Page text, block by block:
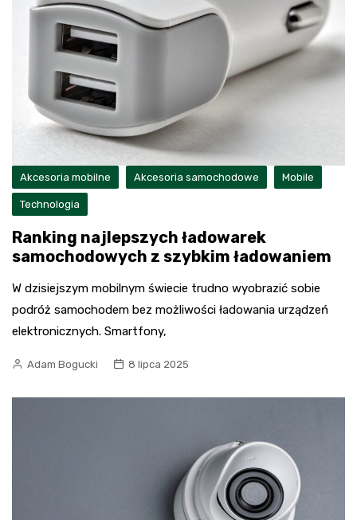
Akcesoria mobilne Akcesoria samochodowe Mobile
Technologia
Ranking najlepszych ładowarek
samochodowych z szybkim ładowaniem
W dzisiejszym mobilnym świecie trudno wyobrazić sobie
podróż samochodem bez możliwości ładowania urządzeń
elektronicznych. Smartfony,
Adam Bogucki 8 lipca 2025